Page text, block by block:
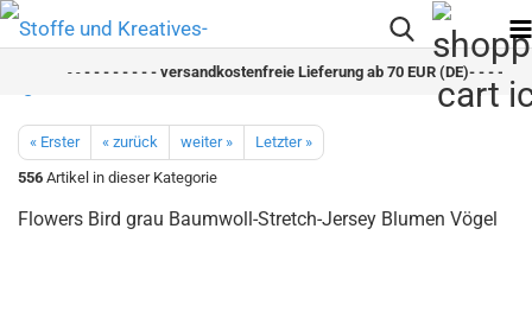
- -- - - - - - - - versandkostenfreie Lieferung ab 70 EUR (DE)- - - - - -
« Erster « zurück weiter »
Letzter »
556 Artikel in dieser Kategorie
Flowers Bird grau Baumwoll-Stretch-Jersey Blumen Vögel